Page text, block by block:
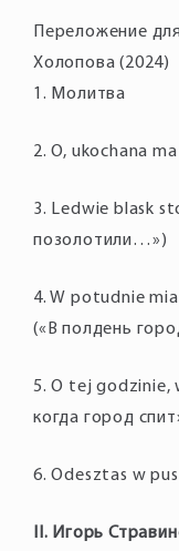
Переложение
Холопова (2024)
1. Молитва
2. O, ukochana
3. Ledwie blask
позолотили…»)
4. W potudnie
(«В полдень
5. O tej
когда город
6. Odesztas w
II. Игорь